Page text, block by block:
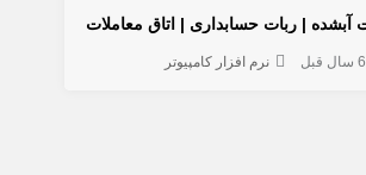
آبشده | ربات حسابداری | اتاق معاملات
6 سال قبل نرم افزار کامپیوتر